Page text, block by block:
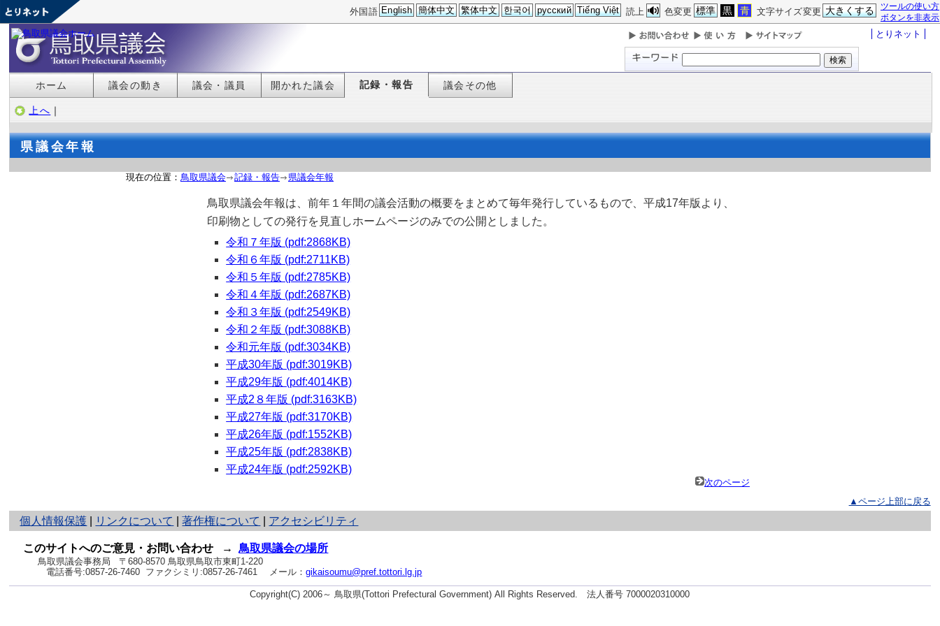
ツールの使い方
ボタンを非表示
文字サイズ変更 大きくする
色変更 標準 黒 青
読上
外国語 English 簡体中文 繁体中文 한국어 русский Tiếng Việt
とりネット
ホーム 議会の動き 議会・議員 開かれた議会 記録・報告 議会その他
上へ ｜
県議会年報
現在の位置： 鳥取県議会 記録・報告 県議会年報
鳥取県議会年報は、前年１年間の議会活動の概要をまとめて毎年発行しているもので、平成17年版より、
印刷物としての発行を見直しホームページのみでの公開としました。
令和７年版 (pdf:2868KB)
令和６年版 (pdf:2711KB)
令和５年版 (pdf:2785KB)
令和４年版 (pdf:2687KB)
令和３年版 (pdf:2549KB)
令和２年版 (pdf:3088KB)
令和元年版 (pdf:3034KB)
平成30年版 (pdf:3019KB)
平成29年版 (pdf:4014KB)
平成2８年版 (pdf:3163KB)
平成27年版 (pdf:3170KB)
平成26年版 (pdf:1552KB)
平成25年版 (pdf:2838KB)
平成24年版 (pdf:2592KB)
次のページ
▲ページ上部に戻る
個人情報保護
と
り
ネ
ッ
ト
へ
リンクについて |著作権について アクセシビリティ
このサイトへのご意見・お問い合わせ →鳥取県議会の場所
鳥取県議会事務局
〒680-8570 鳥取県鳥取市東町1-220
電話番号:0857-26-7460 ファクシミリ:0857-26-7461 メール：gikaisoumu@pref.tottori.lg.jp
Copyright(C) 2006～ 鳥取県(Tottori Prefectural Government) All Rights Reserved. 法人番号 7000020310000